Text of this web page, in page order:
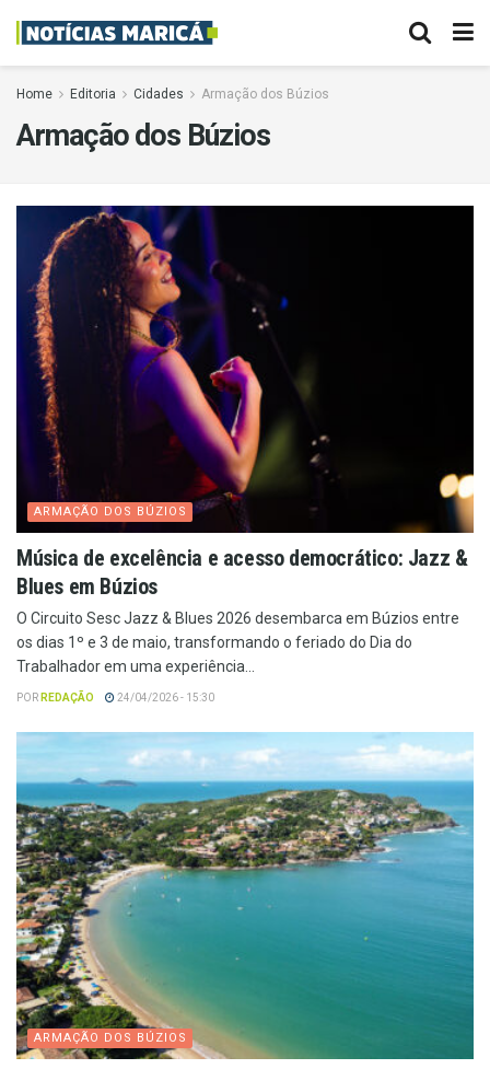
Home Editoria Cidades Armação dos Búzios
Armação dos Búzios
ARMAÇÃO DOS BÚZIOS
Música de excelência e acesso democrático: Jazz &
Blues em Búzios
O Circuito Sesc Jazz & Blues 2026 desembarca em Búzios entre
os dias 1º e 3 de maio, transformando o feriado do Dia do
Trabalhador em uma experiência...
POR REDAÇÃO 24/04/2026 - 15:30
ARMAÇÃO DOS BÚZIOS